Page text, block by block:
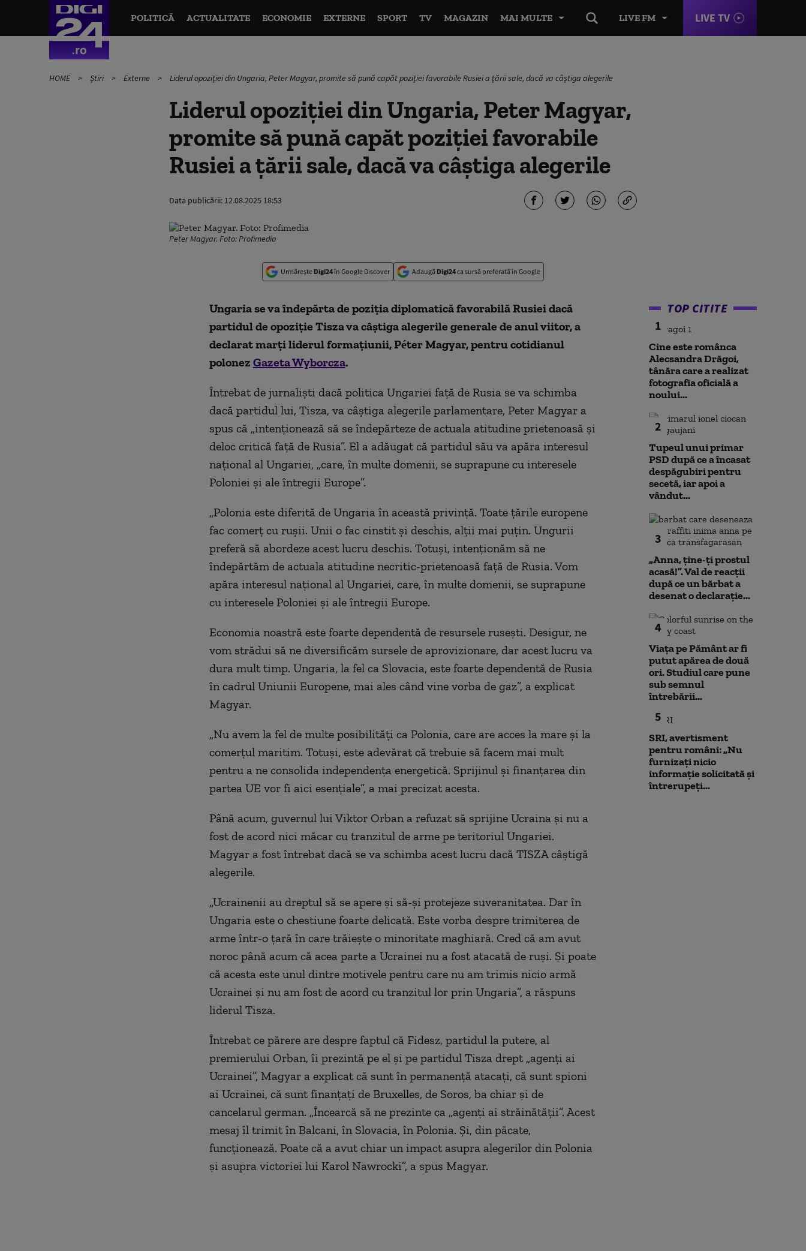
LIVE FM LIVE TV
POLITICĂ ACTUALITATE ECONOMIE EXTERNE SPORT TV MAGAZIN MAI MULTE
HOME Știri Externe Liderul opoziției din Ungaria, Peter Magyar, promite să pună capăt poziției favorabile Rusiei a țării sale, dacă va câștiga alegerile
Liderul opoziției din Ungaria, Peter Magyar,
promite să pună capăt poziției favorabile
Rusiei a țării sale, dacă va câștiga alegerile
Data publicării: 12.08.2025 18:53
Peter Magyar. Foto: Profimedia
Urmărește Digi24în Google Discover Adaugă Digi24ca sursă preferată în Google
Ungaria se va îndepărta de poziția diplomatică favorabilă Rusiei dacă
partidul de opoziție Tisza va câștiga alegerile generale de anul viitor, a
declarat marți liderul formațiunii, Péter Magyar, pentru cotidianul
polonez Gazeta Wyborcza.
Întrebat de jurnaliști dacă politica Ungariei față de Rusia se va schimba
dacă partidul lui, Tisza, va câștiga alegerile parlamentare, Peter Magyar a
spus că „intenționează să se îndepărteze de actuala atitudine prietenoasă și
deloc critică față de Rusia”. El a adăugat că partidul său va apăra interesul
național al Ungariei, „care, în multe domenii, se suprapune cu interesele
Poloniei și ale întregii Europe”.
„Polonia este diferită de Ungaria în această privință. Toate țările europene
fac comerț cu rușii. Unii o fac cinstit și deschis, alții mai puțin. Ungurii
preferă să abordeze acest lucru deschis. Totuși, intenționăm să ne
îndepărtăm de actuala atitudine necritic-prietenoasă față de Rusia. Vom
apăra interesul național al Ungariei, care, în multe domenii, se suprapune
cu interesele Poloniei și ale întregii Europe.
Economia noastră este foarte dependentă de resursele rusești. Desigur, ne
vom strădui să ne diversificăm sursele de aprovizionare, dar acest lucru va
dura mult timp. Ungaria, la fel ca Slovacia, este foarte dependentă de Rusia
în cadrul Uniunii Europene, mai ales când vine vorba de gaz”, a explicat
Magyar.
„Nu avem la fel de multe posibilități ca Polonia, care are acces la mare și la
comerțul maritim. Totuși, este adevărat că trebuie să facem mai mult
pentru a ne consolida independența energetică. Sprijinul și finanțarea din
partea UE vor fi aici esențiale”, a mai precizat acesta.
Până acum, guvernul lui Viktor Orban a refuzat să sprijine Ucraina și nu a
fost de acord nici măcar cu tranzitul de arme pe teritoriul Ungariei.
Magyar a fost întrebat dacă se va schimba acest lucru dacă TISZA câștigă
alegerile.
„Ucrainenii au dreptul să se apere și să-și protejeze suveranitatea. Dar în
Ungaria este o chestiune foarte delicată. Este vorba despre trimiterea de
arme într-o țară în care trăiește o minoritate maghiară. Cred că am avut
noroc până acum că acea parte a Ucrainei nu a fost atacată de ruși. Și poate
că acesta este unul dintre motivele pentru care nu am trimis nicio armă
Ucrainei și nu am fost de acord cu tranzitul lor prin Ungaria”, a răspuns
liderul Tisza.
Întrebat ce părere are despre faptul că Fidesz, partidul la putere, al
premierului Orban, îi prezintă pe el și pe partidul Tisza drept „agenți ai
Ucrainei”, Magyar a explicat că sunt în permanență atacați, că sunt spioni
ai Ucrainei, că sunt finanțați de Bruxelles, de Soros, ba chiar și de
cancelarul german. „Încearcă să ne prezinte ca „agenți ai străinătății”. Acest
mesaj îl trimit în Balcani, în Slovacia, în Polonia. Și, din păcate,
funcționează. Poate că a avut chiar un impact asupra alegerilor din Polonia
și asupra victoriei lui Karol Nawrocki”, a spus Magyar.
TOP CITITE
1
Cine este românca
Alecsandra Drăgoi,
tânăra care a realizat
fotografia oficială a
noului...
2
Tupeul unui primar
PSD după ce a încasat
despăgubiri pentru
secetă, iar apoi a
vândut...
3
„Anna, ţine-ţi prostul
acasă!”. Val de reacții
după ce un bărbat a
desenat o declarație...
4
Viața pe Pământ ar fi
putut apărea de două
ori. Studiul care pune
sub semnul
întrebării...
5
SRI, avertisment
pentru români: „Nu
furnizați nicio
informație solicitată și
întrerupeți...